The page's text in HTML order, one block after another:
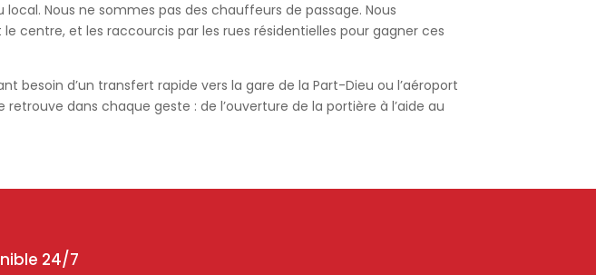
Nous ne sommes pas des chauffeurs de passage. Nous
centre, et les raccourcis par les rues résidentielles pour gagner ces
besoin d’un transfert rapide vers la gare de la Part-Dieu ou l’aéroport
dans chaque geste : de l’ouverture de la portière à l’aide au
24/7